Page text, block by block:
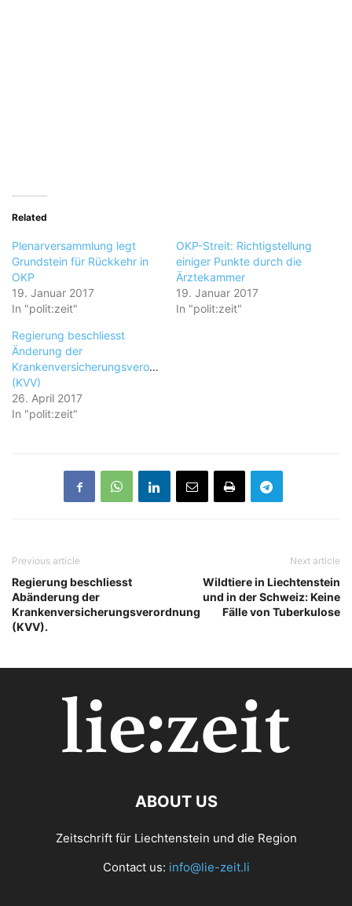
Related
Plenarversammlung legt
Grundstein für Rückkehr in
OKP
19. Januar 2017
In "polit:zeit"
OKP-Streit: Richtigstellung
einiger Punkte durch die
Ärztekammer
19. Januar 2017
In "polit:zeit"
Regierung beschliesst
Änderung der
Krankenversicherungsverordnung
(KVV)
26. April 2017
In "polit:zeit"
Previous article
Regierung beschliesst
Abänderung der
Krankenversicherungsverordnung
(KVV).
Next article
Wildtiere in Liechtenstein
und in der Schweiz: Keine
Fälle von Tuberkulose
ABOUT US
Zeitschrift für Liechtenstein und die Region
Contact us: info@lie-zeit.li